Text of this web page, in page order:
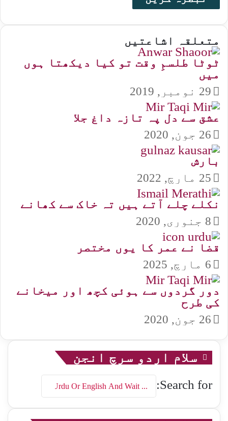
متعلقہ اشاعتیں
ٹوٹا طلسمِ وقت تو کیا دیکھتا ہوں
میں
29 نومبر, 2019
عشق سے دل پہ تازہ داغ جلا
26 جون, 2020
بارش
25 مارچ, 2022
نکلے چلے آتے ہیں تہ خاک سے کھانے
8 جنوری, 2020
قضا نے عمر کا یوں مختصر
6 مارچ, 2025
دور گردوں سے ہوئی کچھ اور میخانے
کی طرح
26 جون, 2020
سلام اردو سرچ انجن
Search for: